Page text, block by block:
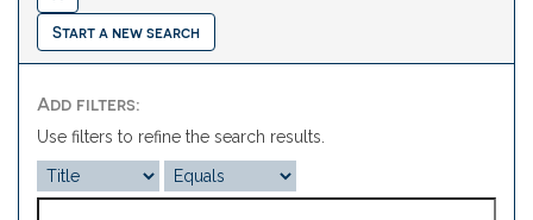
Start a new search
Add filters:
Use filters to refine the search results.